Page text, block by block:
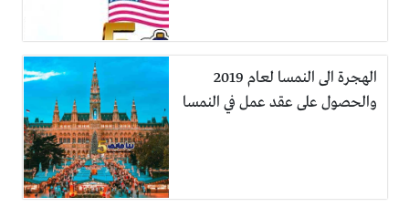
الهجرة الى النمسا لعام 2019
والحصول على عقد عمل في النمسا